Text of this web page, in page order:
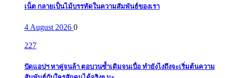
เน็ต กลายเป็นไม้บรรทัดในความสัมพันธ์ของเรา
4 August 2026 0
227
ปัดแอปฯ หาคู่จนล้า ตอบวนซ้ำเดิมจนเบื่อ ทำยังไงถึงจะเริ่มต้นความ